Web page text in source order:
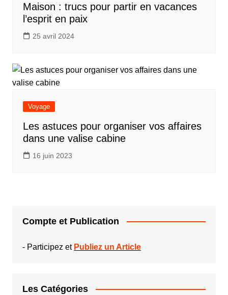
Maison : trucs pour partir en vacances
l’esprit en paix
25 avril 2024
Voyage
Les astuces pour organiser vos affaires
dans une valise cabine
16 juin 2023
Compte et Publication
- Participez et Publiez un Article
Les Catégories